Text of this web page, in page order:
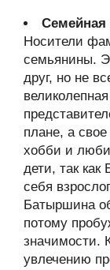
Носители
семьянины.
друг, но не
плане, а
хобби и
дети, так
себя
Батыршина
потому
значимости.
увлечению